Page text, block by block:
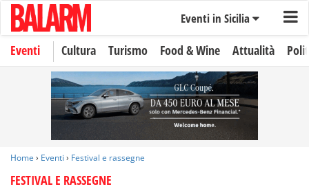
Eventi in Sicilia
Eventi Cultura Turismo Food & Wine Attualità
Home › Eventi › Festival e rassegne
FESTIVAL E RASSEGNE